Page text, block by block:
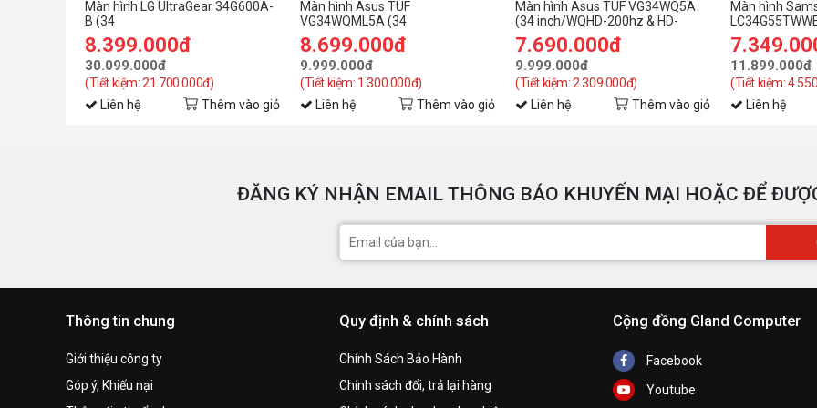
Màn hình LG UltraGear 34G600A-
B (34
inch/WQHD/VA/160Hz/1ms/cong/loa)
8.399.000đ
30.099.000đ
(Tiết kiệm: 21.700.000đ)
Liên hệ Thêm vào giỏ
Màn hình Asus TUF
VG34WQML5A (34
inch/WQHD/VA/250Hz/1ms/loa)
8.699.000đ
9.999.000đ
(Tiết kiệm: 1.300.000đ)
Liên hệ Thêm vào giỏ
Màn hình Asus TUF VG34WQ5A
(34 inch/WQHD-200hz & HD-
400Hz/Fast VA/0.5ms/loa/cong)
7.690.000đ
9.999.000đ
(Tiết kiệm: 2.309.000đ)
Liên hệ Thêm vào giỏ
Màn hình
(34inch/
11.899.000đ
(Tiết kiệm:
Liên hệ
ĐĂNG KÝ NHẬN EMAIL THÔNG BÁO KHUYẾN MẠI HOẶC ĐỂ
Thông tin chung
Giới thiệu công ty
Góp ý, Khiếu nại
Quy định & chính sách
Chính Sách Bảo Hành
Chính sách đổi, trả lại hàng
Cộng đồng Gland Computer
Facebook
Youtube